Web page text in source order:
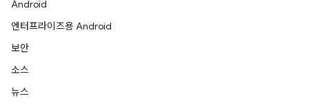
Android
엔터프라이즈용 Android
보안
소스
뉴스